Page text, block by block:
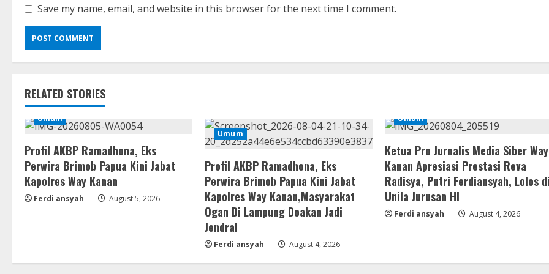
Save my name, email, and website in this browser for the next time I comment.
RELATED STORIES
Umum
Profil AKBP Ramadhona, Eks
Perwira Brimob Papua Kini Jabat
Kapolres Way Kanan
Ferdi ansyah August 5, 2026
Umum
Profil AKBP Ramadhona, Eks
Perwira Brimob Papua Kini Jabat
Kapolres Way Kanan,Masyarakat
Ogan Di Lampung Doakan Jadi
Jendral
Ferdi ansyah August 4, 2026
Umum
Ketua Pro Jurnalis Media Siber Way
Kanan Apresiasi Prestasi Reva
Radisya, Putri Ferdiansyah, Lolos
Unila Jurusan HI
Ferdi ansyah August 4, 2026